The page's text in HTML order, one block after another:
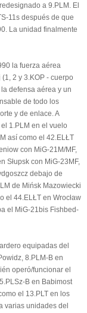
a 9.PLM. El
11s después de que
La unidad finalmente
la fuerza aérea
2 y 3.KOP - cuerpo
defensa aérea y un
de todo los
y de enlace. A
1.PLM en el vuelo
así como el 42.ELŁT
con MiG-21M/MF,
Słupsk con MiG-23MF,
debajo de
de Mińsk Mazowiecki
el 44.ELŁT en Wrocław
el MiG-21bis Fishbed-
equipadas del
8.PLM-B en
operó/funcionar el
B en Babimost
el 13.PLT en los
varias unidades del